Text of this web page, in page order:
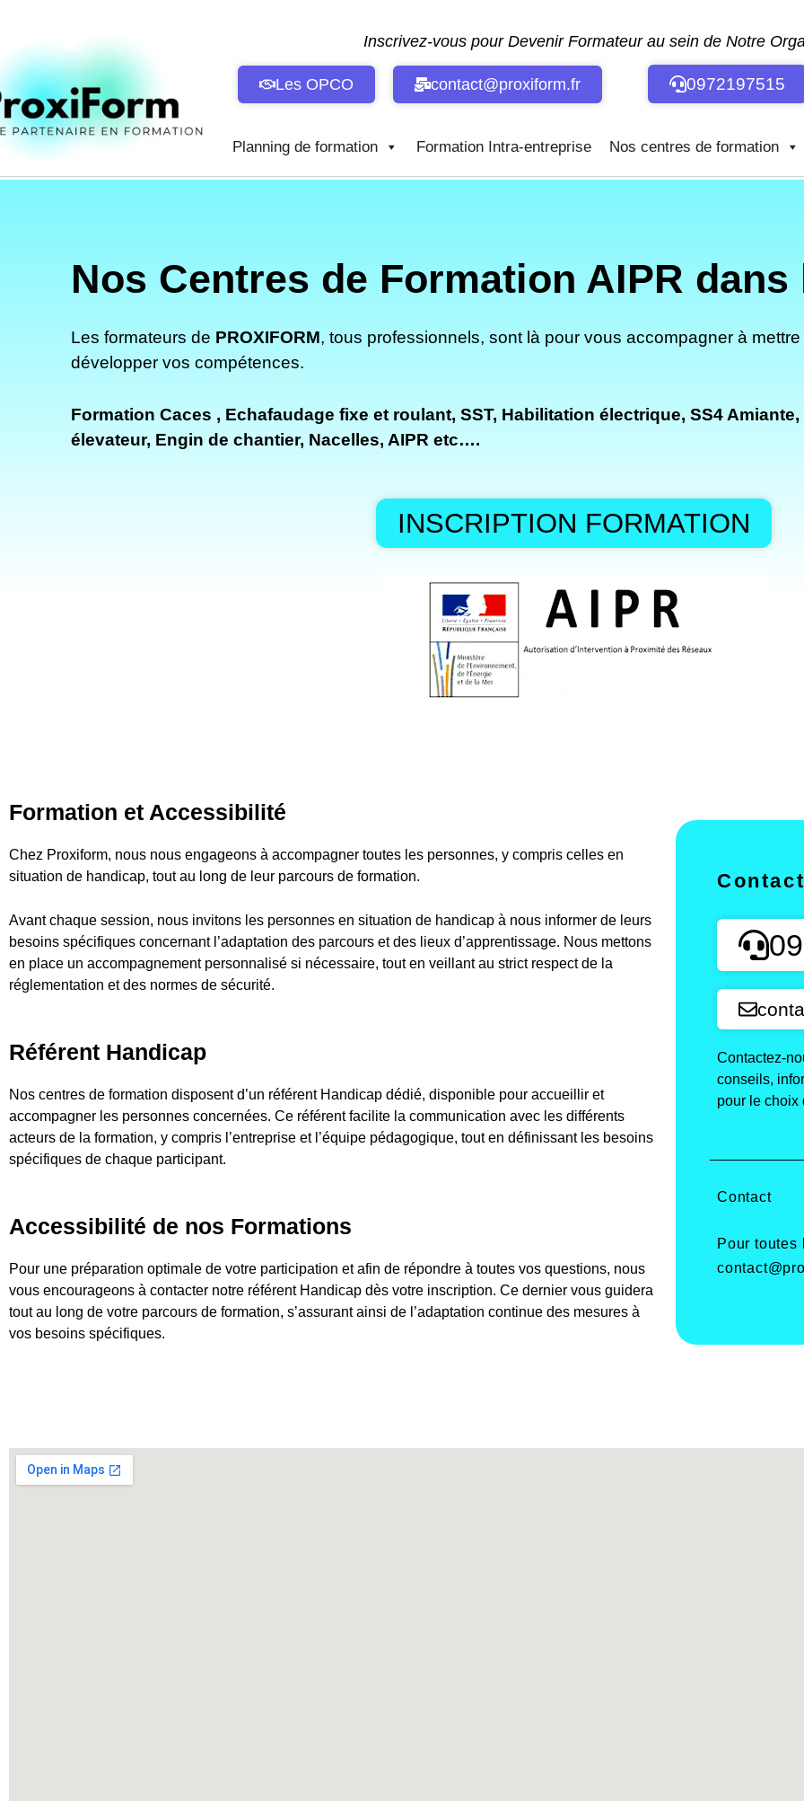
contenu
Inscrivez-vous pour Devenir Formateur au sein de Notre
Les OPCO contact@proxiform.fr 0972197515
Planning de formation Formation Intra-entreprise Nos centres de formation
Nos Centres de Formation AIPR dans
Les formateurs de PROXIFORM, tous professionnels, sont là pour vous accompagner à
développer vos compétences.
Formation Caces , Echafaudage fixe et roulant, SST, Habilitation électrique, SS4
élevateur, Engin de chantier, Nacelles, AIPR etc….
INSCRIPTION FORMATION
Formation et Accessibilité
Chez Proxiform, nous nous engageons à accompagner toutes les personnes, y compris celles en
situation de handicap, tout au long de leur parcours de formation.
Avant chaque session, nous invitons les personnes en situation de handicap à nous informer de leurs
besoins spécifiques concernant l’adaptation des parcours et des lieux d’apprentissage. Nous mettons
en place un accompagnement personnalisé si nécessaire, tout en veillant au strict respect de la
réglementation et des normes de sécurité.
Référent Handicap
Nos centres de formation disposent d’un référent Handicap dédié, disponible pour accueillir et
accompagner les personnes concernées. Ce référent facilite la communication avec les différents
acteurs de la formation, y compris l’entreprise et l’équipe pédagogique, tout en définissant les besoins
spécifiques de chaque participant.
Accessibilité de nos Formations
Pour une préparation optimale de votre participation et afin de répondre à toutes vos questions, nous
vous encourageons à contacter notre référent Handicap dès votre inscription. Ce dernier vous guidera
tout au long de votre parcours de formation, s’assurant ainsi de l’adaptation continue des mesures à
vos besoins spécifiques.
Contact
Contactez-
conseils,
pour le choix
Contact
Pour toutes